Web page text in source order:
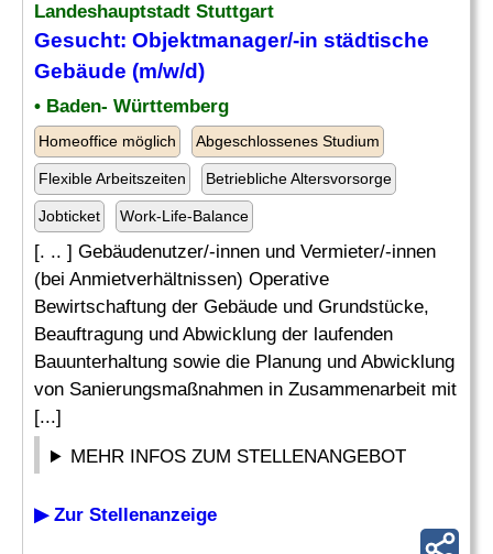
Landeshauptstadt Stuttgart
Gesucht: Objektmanager/-in städtische
Gebäude (m/w/d)
• Baden- Württemberg
Homeoffice möglich Abgeschlossenes Studium
Flexible Arbeitszeiten Betriebliche Altersvorsorge
Jobticket Work-Life-Balance
[. .. ] Gebäudenutzer/-innen und Vermieter/-innen
(bei Anmietverhältnissen) Operative
Bewirtschaftung der Gebäude und Grundstücke,
Beauftragung und Abwicklung der laufenden
Bauunterhaltung sowie die Planung und Abwicklung
von Sanierungsmaßnahmen in Zusammenarbeit mit
[...]
MEHR INFOS ZUM STELLENANGEBOT
▶ Zur Stellenanzeige